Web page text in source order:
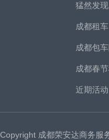
猛然发
成都租
成都包
成都春
近期活动
Copyright 成都荣安达商务服